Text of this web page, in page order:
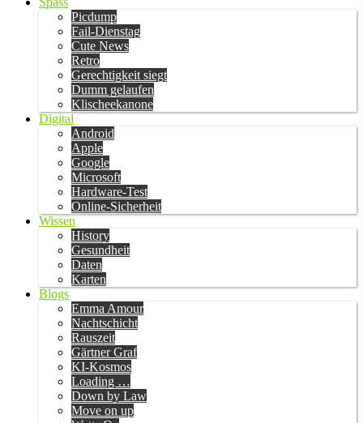
Picdump
Fail-Dienstag
Cute News
Retro
Gerechtigkeit siegt
Dumm gelaufen
Klischeekanone
Digital
Android
Apple
Google
Microsoft
Hardware-Test
Online-Sicherheit
Wissen
History
Gesundheit
Daten
Karten
Blogs
Emma Amour
Nachtschicht
Rauszeit
Gärtner Graf
KI-Kosmos
Loading …
Down by Law
Move on up